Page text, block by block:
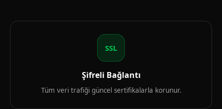
SSL
Şifreli Bağlantı
Tüm veri trafiği güncel sertifikalarla korunur.